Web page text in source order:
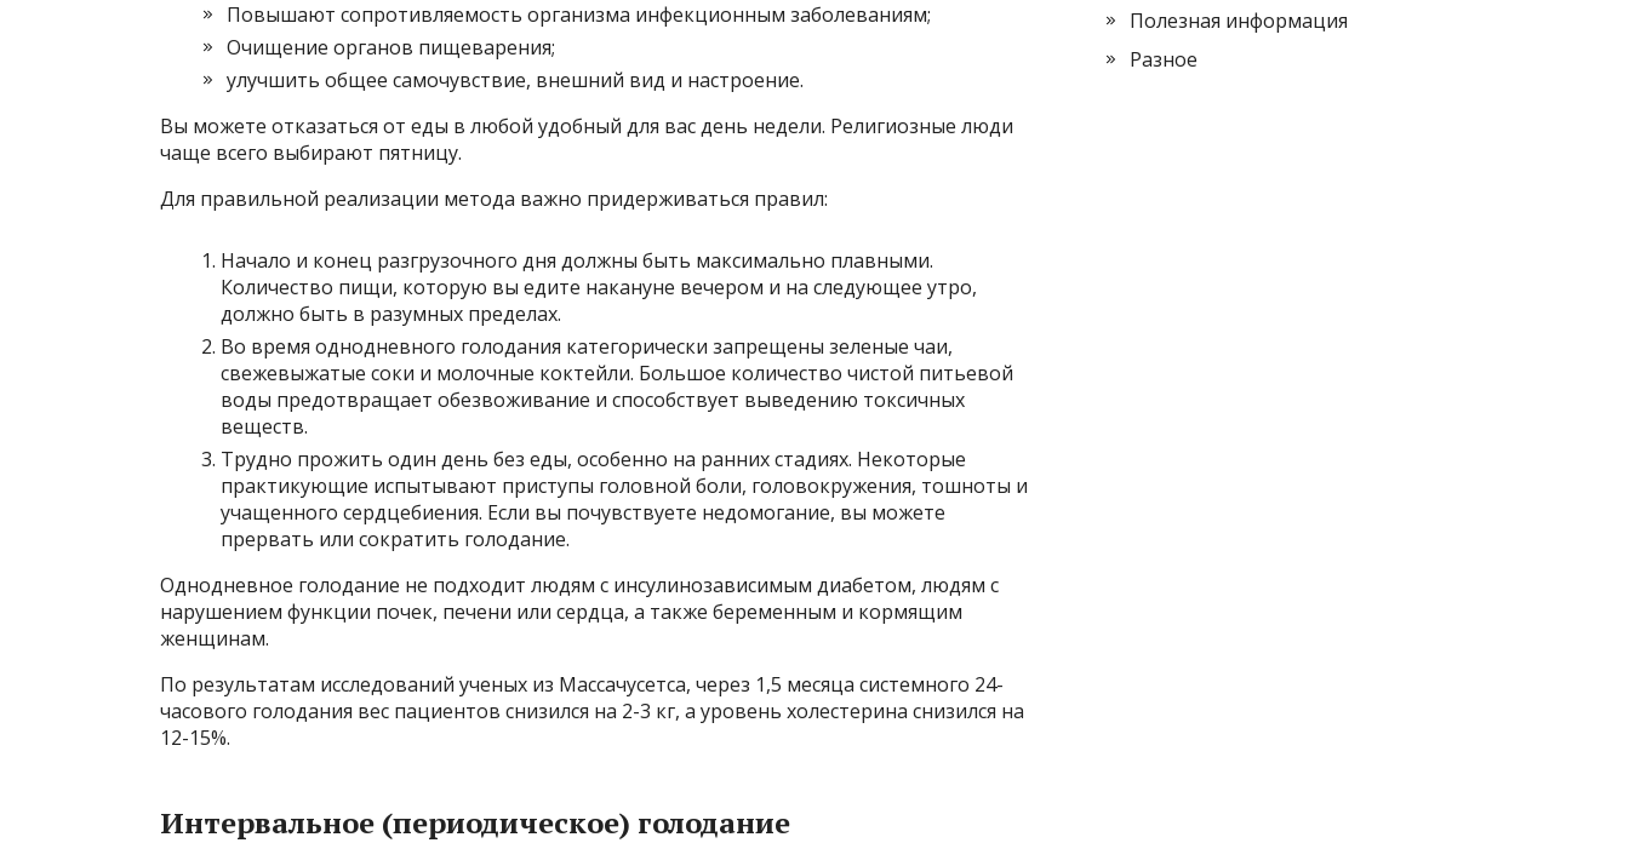
Повышают сопротивляемость организма инфекционным заболеваниям;
Очищение органов пищеварения;
улучшить общее самочувствие, внешний вид и настроение.
Вы можете отказаться от еды в любой удобный для вас день недели. Религиозные люди
чаще всего выбирают пятницу.
Для правильной реализации метода важно придерживаться правил:
Начало и конец разгрузочного дня должны быть максимально плавными.
Количество пищи, которую вы едите накануне вечером и на следующее утро,
должно быть в разумных пределах.
Во время однодневного голодания категорически запрещены зеленые чаи,
свежевыжатые соки и молочные коктейли. Большое количество чистой питьевой
воды предотвращает обезвоживание и способствует выведению токсичных
веществ.
Трудно прожить один день без еды, особенно на ранних стадиях. Некоторые
практикующие испытывают приступы головной боли, головокружения, тошноты и
учащенного сердцебиения. Если вы почувствуете недомогание, вы можете
прервать или сократить голодание.
Однодневное голодание не подходит людям с инсулинозависимым диабетом, людям с
нарушением функции почек, печени или сердца, а также беременным и кормящим
женщинам.
По результатам исследований ученых из Массачусетса, через 1,5 месяца системного 24-
часового голодания вес пациентов снизился на 2-3 кг, а уровень холестерина снизился на
12-15%.
Интервальное (периодическое) голодание
Полезная информация
Разное